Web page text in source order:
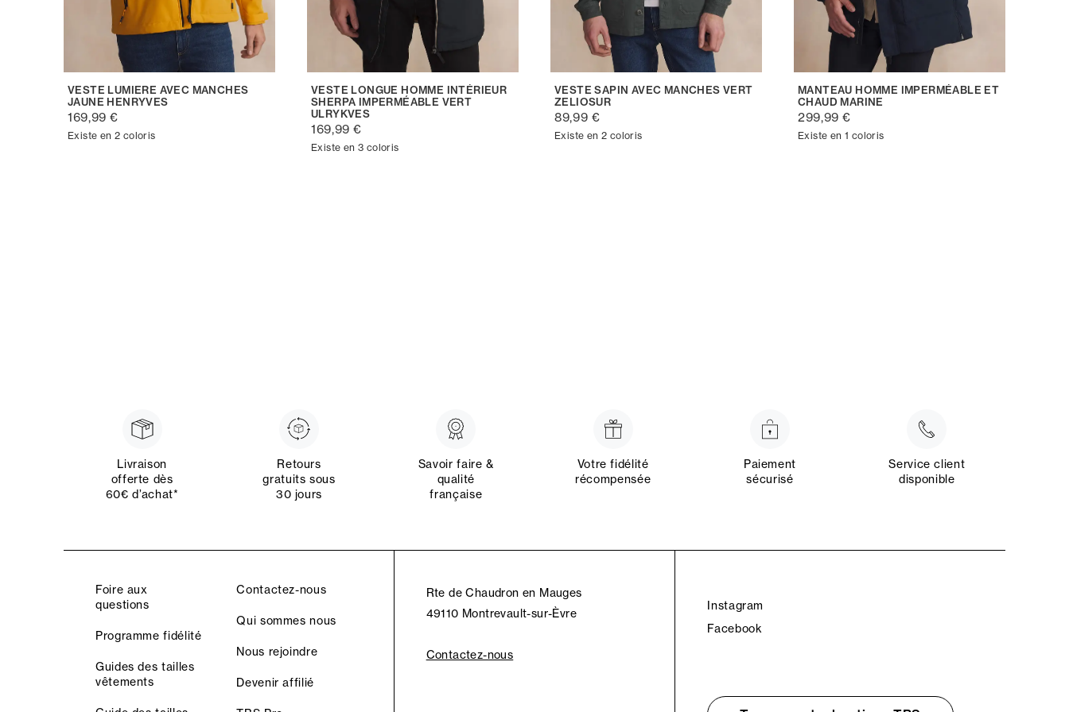
VESTE LUMIERE AVEC MANCHES
JAUNE HENRYVES
169,99 €
Existe en 2 coloris
VESTE LONGUE HOMME INTÉRIEUR
SHERPA IMPERMÉABLE VERT
ULRYKVES
169,99 €
Existe en 3 coloris
VESTE SAPIN AVEC MANCHES VERT
ZELIOSUR
89,99 €
Existe en 2 coloris
MANTEAU HOMME IMPERMÉABLE ET
CHAUD MARINE
299,99 €
Existe en 1 coloris
Livraison
offerte dès
60€ d’achat*
Retours
gratuits sous
30 jours
Savoir faire &
qualité
française
Votre fidélité
récompensée
Paiement
sécurisé
Service client
disponible
Foire aux
questions
Programme fidélité
Guides des tailles
vêtements
Contactez-nous
Qui sommes nous
Nous rejoindre
Devenir affilié
Rte de Chaudron en Mauges
49110 Montrevault-sur-Èvre
Contactez-nous
Instagram
Facebook